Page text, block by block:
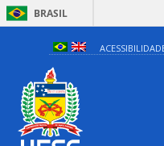
BRASIL